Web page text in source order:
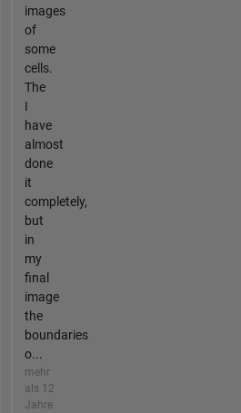
images
of
some
cells.
The
I
have
almost
done
it
completely,
but
in
my
final
image
the
boundaries
o...
mehr
als 12
Jahre